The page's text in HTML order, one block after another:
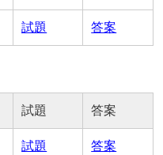
試題 答案
試題 答案
試題 答案